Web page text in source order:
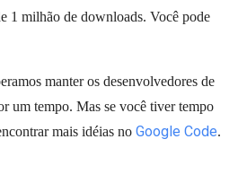
1 milhão de downloads. Você pode
manter os desenvolvedores de
um tempo. Mas se você tiver tempo
mais idéias no Google Code.